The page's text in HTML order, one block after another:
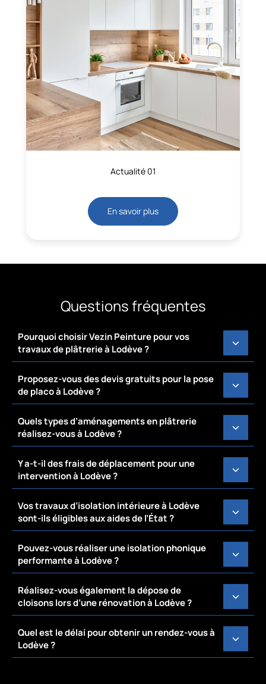
Actualité 01
En savoir plus
Questions fréquentes
Pourquoi choisir Vezin Peinture pour vos
travaux de plâtrerie à Lodève ?
Proposez-vous des devis gratuits pour la pose
de placo à Lodève ?
Quels types d’aménagements en plâtrerie
réalisez-vous à Lodève ?
Y a-t-il des frais de déplacement pour une
intervention à Lodève ?
Vos travaux d’isolation intérieure à Lodève
sont-ils éligibles aux aides de l’État ?
Pouvez-vous réaliser une isolation phonique
performante à Lodève ?
Réalisez-vous également la dépose de
cloisons lors d’une rénovation à Lodève ?
Quel est le délai pour obtenir un rendez-vous à
Lodève ?